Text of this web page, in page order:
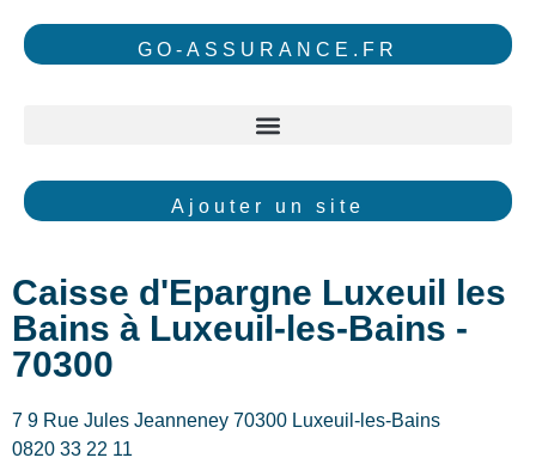
GO-ASSURANCE.FR
Ajouter un site
Caisse d'Epargne Luxeuil les
Bains à Luxeuil-les-Bains -
70300
7 9 Rue Jules Jeanneney 70300 Luxeuil-les-Bains
0820 33 22 11